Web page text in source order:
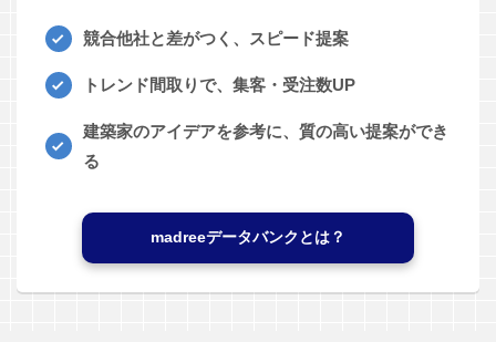
競合他社と差がつく、スピード提案
トレンド間取りで、集客・受注数UP
建築家のアイデアを参考に、質の高い提案ができ
る
madreeデータバンクとは？